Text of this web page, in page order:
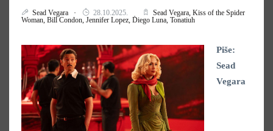
Sead Vegara 28.10.2025. Sead Vegara, Kiss of the Spider
Woman, Bill Condon, Jennifer Lopez, Diego Luna, Tonatiuh
Piše:
Sead
Vegara